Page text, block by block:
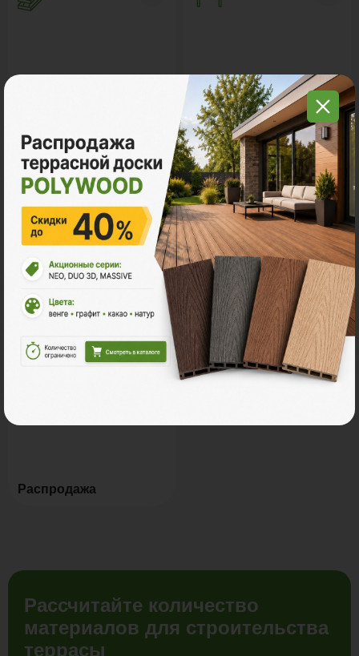
Маркизы и перголы
Грядки из ДПК Керамогранит
Мебель для террас Новинки
Распродажа
Рассчитайте количество
материалов для строительства
террасы